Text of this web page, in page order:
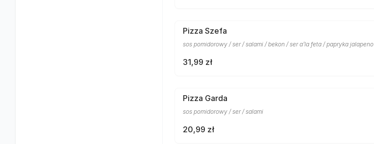
Pizza Szefa
sos pomidorowy / ser / salami / bekon / ser a’la feta / papryka jalapeno
31,99 zł
Pizza Garda
sos pomidorowy / ser / salami
20,99 zł